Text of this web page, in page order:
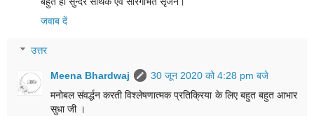
जवाब दें
उत्तर
Meena Bhardwaj
30 जून 2020 को 4:28 pm बजे
मनोबल संवर्द्धन करती विश्लेषणात्मक प्रतिक्रिया के लिए बहुत बहुत आभार
सुधा जी ।